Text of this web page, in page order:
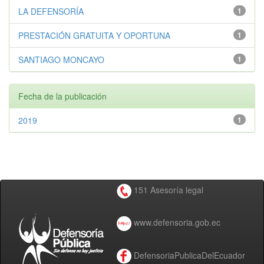
1
LA DEFENSORÍA
1
PRESTACIÓN GRATUITA Y OPORTUNA
1
SANTIAGO MONCAYO
Fecha de la publicación
1
2019
151 Asesoría legal
www.defensoria.gob.ec
DefensoriaPublicaDelEcuador